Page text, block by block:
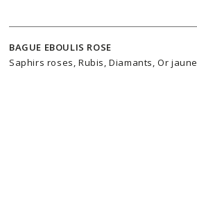
BAGUE EBOULIS ROSE
Saphirs roses, Rubis, Diamants, Or jaune